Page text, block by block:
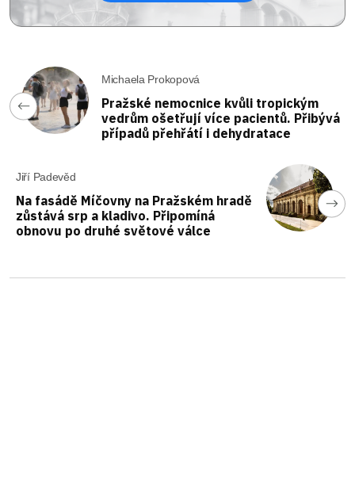
Michaela Prokopová
Pražské nemocnice kvůli tropickým
vedrům ošetřují více pacientů. Přibývá
případů přehřátí i dehydratace
Jiří Padevěd
Na fasádě Míčovny na Pražském hradě
zůstává srp a kladivo. Připomíná
obnovu po druhé světové válce